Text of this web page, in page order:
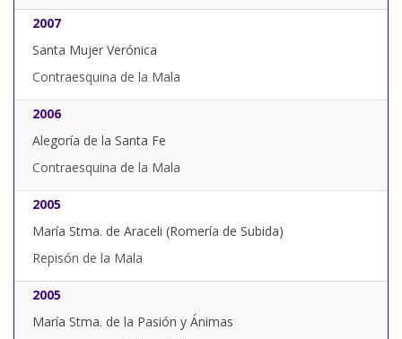
2007
Santa Mujer Verónica
Contraesquina de la Mala
2006
Alegoría de la Santa Fe
Contraesquina de la Mala
2005
María Stma. de Araceli (Romería de Subida)
Repisón de la Mala
2005
María Stma. de la Pasión y Ánimas